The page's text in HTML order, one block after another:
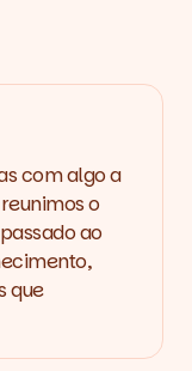
com algo a
o
ao
que